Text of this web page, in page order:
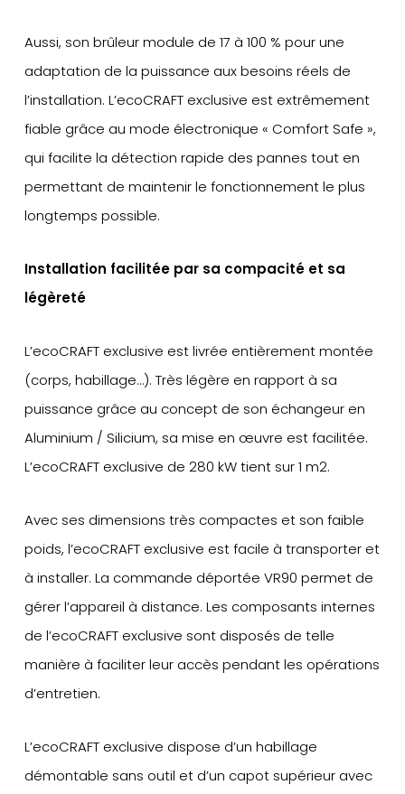
Aussi, son brûleur module de 17 à 100 % pour une
adaptation de la puissance aux besoins réels de
l’installation. L’ecoCRAFT exclusive est extrêmement
fiable grâce au mode électronique « Comfort Safe »,
qui facilite la détection rapide des pannes tout en
permettant de maintenir le fonctionnement le plus
longtemps possible.
Installation facilitée par sa compacité et sa
légèreté
L’ecoCRAFT exclusive est livrée entièrement montée
(corps, habillage…). Très légère en rapport à sa
puissance grâce au concept de son échangeur en
Aluminium / Silicium, sa mise en œuvre est facilitée.
L’ecoCRAFT exclusive de 280 kW tient sur 1 m2.
Avec ses dimensions très compactes et son faible
poids, l’ecoCRAFT exclusive est facile à transporter et
à installer. La commande déportée VR90 permet de
gérer l’appareil à distance. Les composants internes
de l’ecoCRAFT exclusive sont disposés de telle
manière à faciliter leur accès pendant les opérations
d’entretien.
L’ecoCRAFT exclusive dispose d’un habillage
démontable sans outil et d’un capot supérieur avec